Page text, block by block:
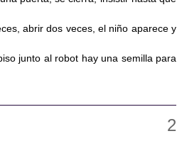
abrir dos veces, el niño aparece y
junto al robot hay una semilla para